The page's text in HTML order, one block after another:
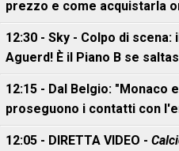
prezzo e come acquistarla
12:30 - Sky - Colpo di
Aguerd! È il Piano B se
12:15 - Dal Belgio: "Monaco
proseguono i contatti con
12:05 - DIRETTA VIDEO -